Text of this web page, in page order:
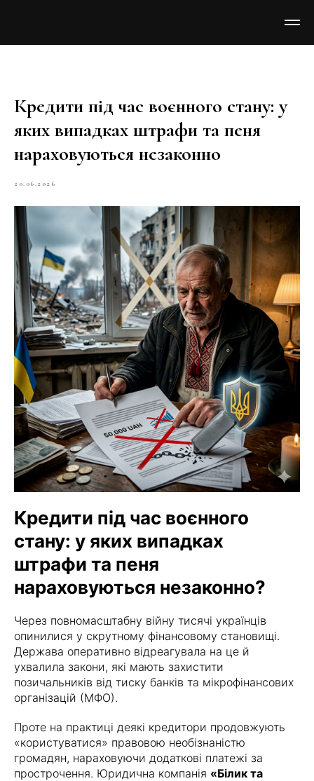
Кредити під час воєнного стану: у
яких випадках штрафи та пеня
нараховуються незаконно
20.06.2026
Кредити під час воєнного
стану: у яких випадках
штрафи та пеня
нараховуються незаконно?
Через повномасштабну війну тисячі українців
опинилися у скрутному фінансовому становищі.
Держава оперативно відреагувала на це й
ухвалила закони, які мають захистити
позичальників від тиску банків та мікрофінансових
організацій (МФО).
Проте на практиці деякі кредитори продовжують
«користуватися» правовою необізнаністю
громадян, нараховуючи додаткові платежі за
прострочення. Юридична компанія «Білик та